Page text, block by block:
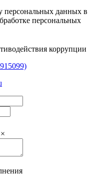
персональных данных в
персональных
коррупции
×